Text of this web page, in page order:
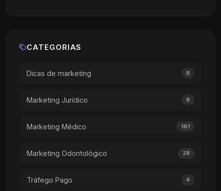
CATEGORIAS
Dicas de marketing 8
Marketing Jurídico 9
Marketing Médico 161
Marketing Odontológico 28
Tráfego Pago 4